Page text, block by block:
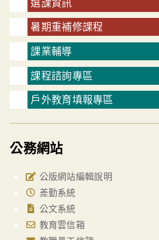
暑期重補修課程
課業輔導
課程諮詢專區
戶外教育填報專區
公務網站
公版網站編輯說明
差勤系統
公文系統
教育雲信箱